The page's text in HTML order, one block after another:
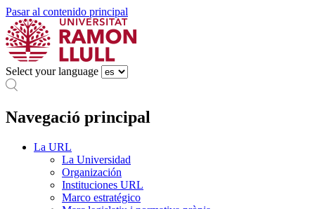
Pasar al contenido principal
Select your language
Navegació principal
La URL
La Universidad
Organización
Instituciones URL
Marco estratégico